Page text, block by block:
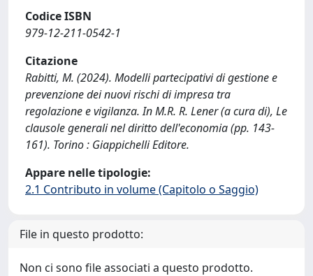
Codice ISBN
979-12-211-0542-1
Citazione
Rabitti, M. (2024). Modelli partecipativi di gestione e
prevenzione dei nuovi rischi di impresa tra
regolazione e vigilanza. In M.R. R. Lener (a cura di), Le
clausole generali nel diritto dell'economia (pp. 143-
161). Torino : Giappichelli Editore.
Appare nelle tipologie:
2.1 Contributo in volume (Capitolo o Saggio)
File in questo prodotto:
Non ci sono file associati a questo prodotto.